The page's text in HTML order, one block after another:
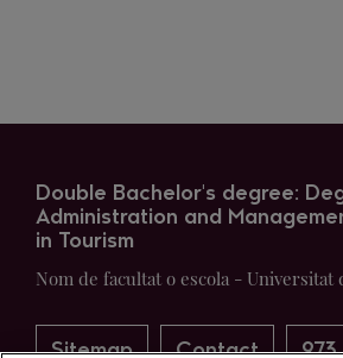
Double Bachelor's degree:
Administration and
in Tourism
Nom de facultat o escola - Universitat
Sitemap Contact 973